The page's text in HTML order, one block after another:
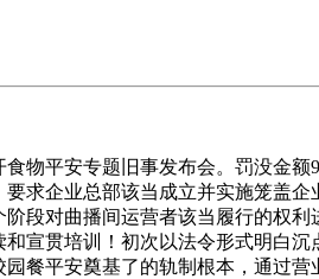
平安专题旧事发布会。罚没金额
求企业总部该当成立并实施笼盖企
段对曲播间运营者该当履行的权利
宣贯培训！初次以法令形式明白沉
餐平安奠基了的轨制根本，通过营